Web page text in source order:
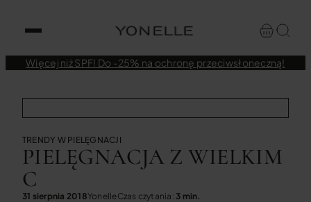
Więcej niż SPF! Do -25% na ochronę przeciwsłoneczną!
TRENDY W PIELĘGNACJI
PIELĘGNACJA Z WIELKIM
C
31 sierpnia 2018YonelleCzas czytania: 3 min.